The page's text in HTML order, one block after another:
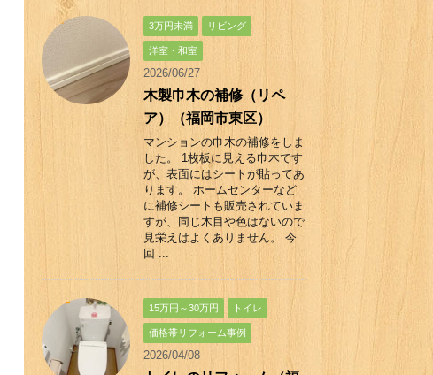
3万円未満 リビング
洋室・和室
2026/06/27
木製巾木の補修（リペ
ア）（福岡市東区）
マンションの巾木の補修をしま
した。 1枚板に見える巾木です
が、表面にはシートが貼ってあ
ります。 ホームセンターなど
に補修シートも販売されていま
すが、同じ木目や色はないので
見栄えはよくありません。 今
回 ...
15万円～30万円 トイレ
価格帯リフォーム事例
2026/04/08